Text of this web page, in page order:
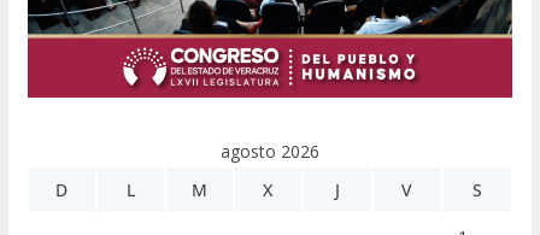
agosto 2026
D
L M X J V S